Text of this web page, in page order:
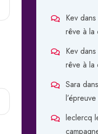
Kev dans
rêve à la
Kev dans
rêve à la
Sara dans
leclercq